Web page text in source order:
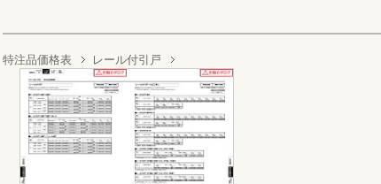
特注品価格表 レール付引戸